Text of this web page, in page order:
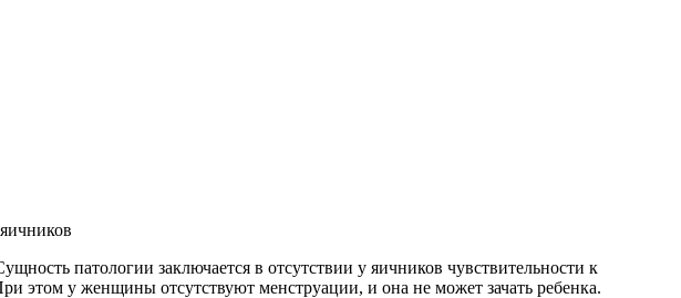
патологии заключается в отсутствии у яичников чувствительности к
у женщины отсутствуют менструации, и она не может зачать ребенка.